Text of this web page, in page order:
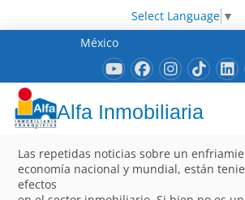
Select Language ▼
México
Alfa Inmobiliaria
Las repetidas noticias sobre un
economía nacional y mundial, están
efectos